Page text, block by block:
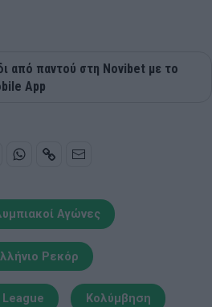
από παντού στη Novibet με το
App
Αγώνες
Ρεκόρ
Κολύμβηση